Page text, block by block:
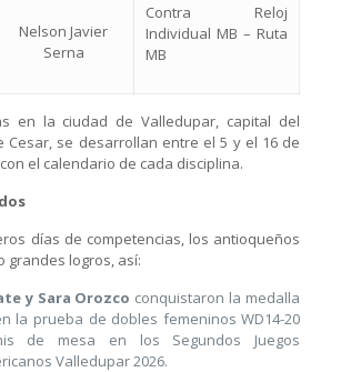
Nelson Javier
Serna
Contra Reloj
Individual MB – Ruta
MB
en la ciudad de Valledupar, capital del
Cesar, se desarrollan entre el 5 y el 16 de
el calendario de cada disciplina.
días de competencias, los antioqueños
grandes logros, así:
y Sara Orozco conquistaron la medalla
la prueba de dobles femeninos WD14-20
de mesa en los Segundos Juegos
Valledupar 2026.